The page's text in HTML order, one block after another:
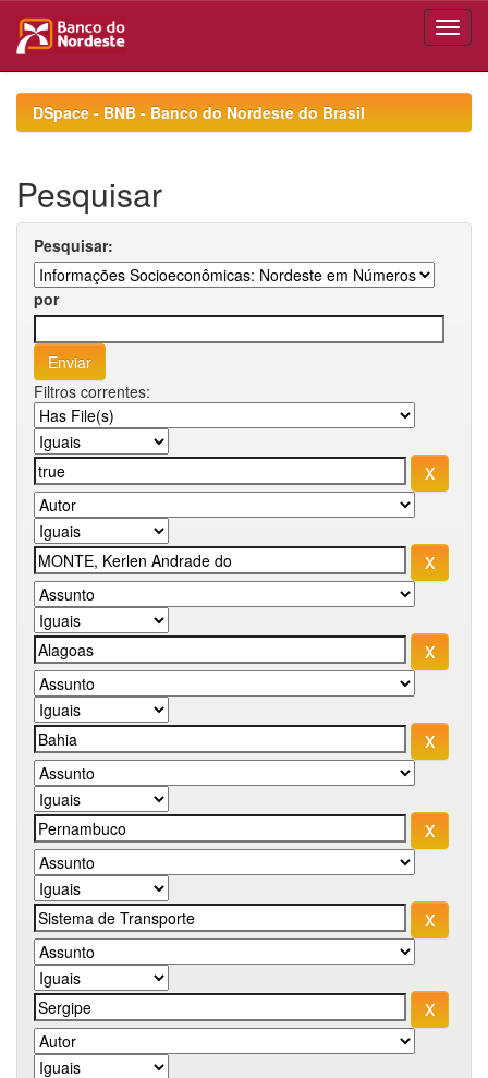
navigationDSpace - BNB - Banco do Nordeste do Brasil
Pesquisar
Pesquisar:
por
Filtros correntes: